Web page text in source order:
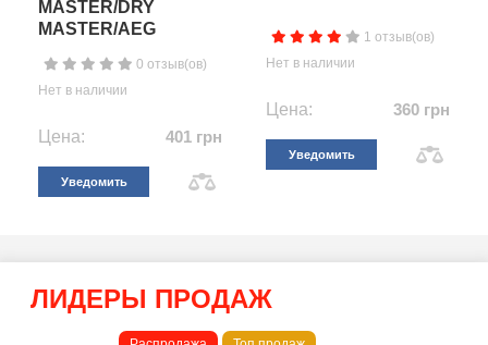
MASTER/DRY
MASTER/AEG
0 отзыв(ов)
Нет в наличии
Цена: 401 грн
Уведомить
1 отзыв(ов)
Нет в наличии
Цена: 360 грн
Уведомить
ЛИДЕРЫ ПРОДАЖ